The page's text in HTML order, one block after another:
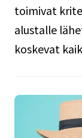
toimivat
alustalle
koskevat